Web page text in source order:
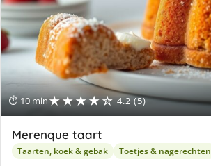
⏱ 10 min★★★★☆ 4.2 (5)
Merenque taart
Taarten, koek & gebak Toetjes & nagerechten